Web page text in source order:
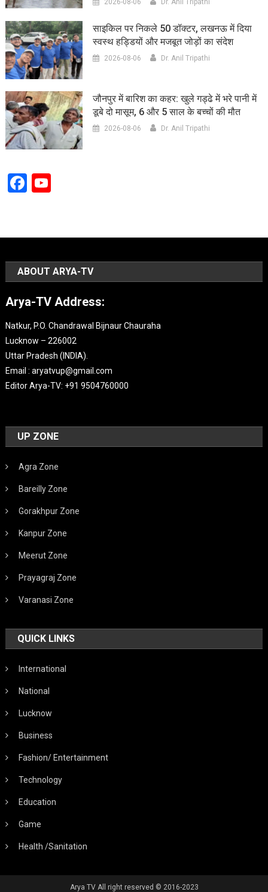
साइकिल पर निकले 50 डॉक्टर, लखनऊ में दिया
स्वस्थ हड्डियों और मजबूत जोड़ों का संदेश
2026-08-06 Dr. Anil Tripathi
जौनपुर में बारिश का कहर: खुले गड्ढे में भरे पानी में
डूबे दो मासूम, 6 और 5 साल के बच्चों की मौत
2026-08-06 Dr. Anil Tripathi
Facebook
YouTube
ABOUT ARYA-TV
Arya-TV Address:
Natkur, P.O. Chandrawal Bijnaur Chauraha
Lucknow – 226002
Uttar Pradesh (INDIA).
Email : aryatvup@gmail.com
Editor Arya-TV: +91 9504760000
UP ZONE
Agra Zone
Bareilly Zone
Gorakhpur Zone
Kanpur Zone
Meerut Zone
Prayagraj Zone
Varanasi Zone
QUICK LINKS
International
National
Lucknow
Business
Fashion/ Entertainment
Technology
Education
Game
Health /Sanitation
Arya TV All right reserved © 2016-2023